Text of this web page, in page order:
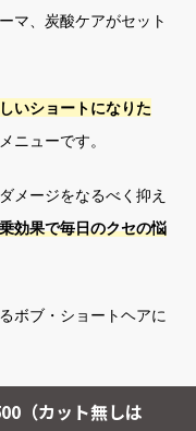
マ、炭酸ケアがセット
いショートになりた
ニューです。
メージをなるべく抑え
効果で毎日のクセの悩
ボブ・ショートヘアに
（カット無しは